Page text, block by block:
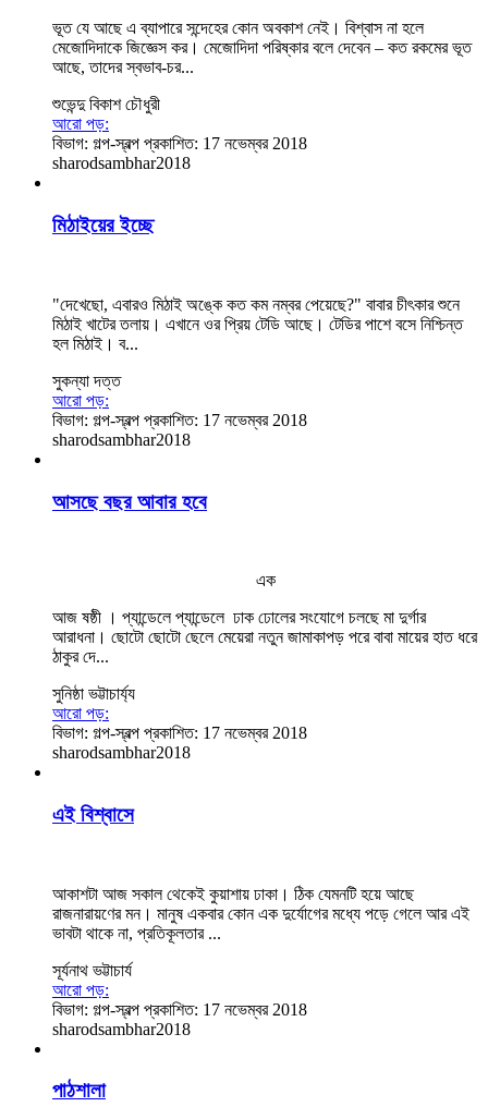
ভূত যে আছে এ ব্যাপারে সন্দেহের কোন অবকাশ নেই। বিশ্বাস না হলে
মেজোদিদাকে জিজ্ঞেস কর। মেজোদিদা পরিষ্কার বলে দেবেন – কত রকমের ভূত
আছে, তাদের স্বভাব-চর...
শুভেন্দু বিকাশ চৌধুরী
আরো পড়:
বিভাগ: গল্প-স্বল্প প্রকাশিত: 17 নভেম্বর 2018
sharodsambhar2018
মিঠাইয়ের ইচ্ছে
"দেখেছো, এবারও মিঠাই অঙ্কে কত কম নম্বর পেয়েছে?" বাবার চীৎকার শুনে
মিঠাই খাটের তলায়। এখানে ওর প্রিয় টেডি আছে। টেডির পাশে বসে নিশ্চিন্ত
হল মিঠাই। ব...
সুকন্যা দত্ত
আরো পড়:
বিভাগ: গল্প-স্বল্প প্রকাশিত: 17 নভেম্বর 2018
sharodsambhar2018
আসছে বছর আবার হবে
এক
আজ ষষ্ঠী । প্যান্ডেলে প্যান্ডেলে ঢাক ঢোলের সংযোগে চলছে মা দুর্গার
আরাধনা। ছোটো ছোটো ছেলে মেয়েরা নতুন জামাকাপড় পরে বাবা মায়ের হাত ধরে
ঠাকুর দে...
সুনিষ্ঠা ভট্টাচার্য্য
আরো পড়:
বিভাগ: গল্প-স্বল্প প্রকাশিত: 17 নভেম্বর 2018
sharodsambhar2018
এই বিশ্বাসে
আকাশটা আজ সকাল থেকেই কুয়াশায় ঢাকা। ঠিক যেমনটি হয়ে আছে
রাজনারায়ণের মন। মানুষ একবার কোন এক দুর্যোগের মধ্যে পড়ে গেলে আর এই
ভাবটা থাকে না, প্রতিকূলতার ...
সূর্যনাথ ভট্টাচার্য
আরো পড়:
বিভাগ: গল্প-স্বল্প প্রকাশিত: 17 নভেম্বর 2018
sharodsambhar2018
পাঠশালা